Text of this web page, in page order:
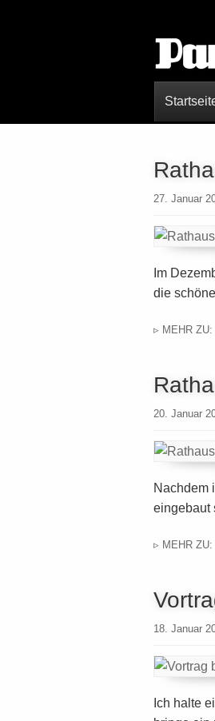
27. Januar
Im
die
▹ MEHR ZU:
20. Januar
Nachdem
eingebaut
▹ MEHR ZU:
18. Januar
Ich halte